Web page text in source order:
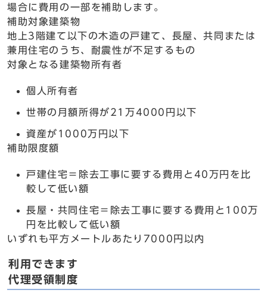
場合に費用の一部を補助します。
補助対象建築物
地上3階建て以下の木造の戸建て、長屋、共同または
兼用住宅のうち、耐震性が不足するもの
対象となる建築物所有者
個人所有者
世帯の月額所得が21万4000円以下
資産が1000万円以下
補助限度額
戸建住宅＝除去工事に要する費用と40万円を比
較して低い額
長屋・共同住宅＝除去工事に要する費用と100万
円を比較して低い額
いずれも平方メートルあたり7000円以内
利用できます
代理受領制度